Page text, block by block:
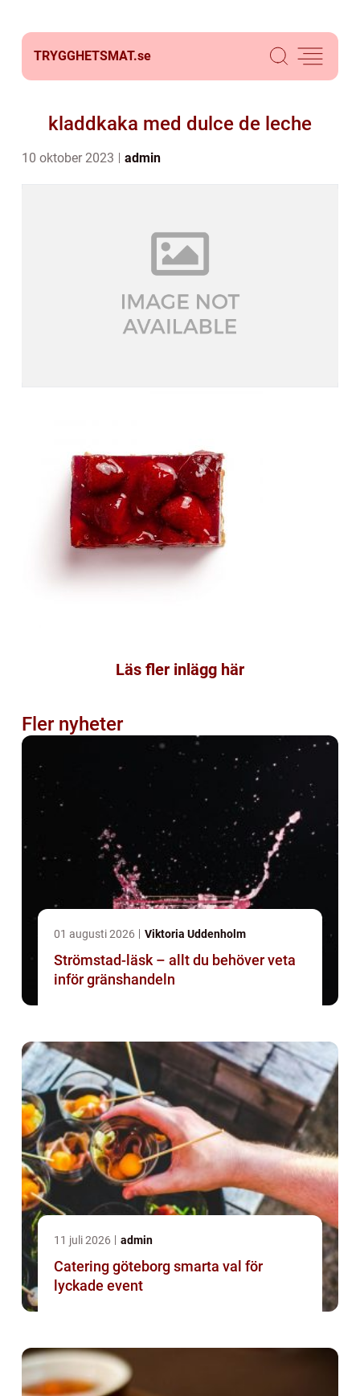
TRYGGHETSMAT.se
kladdkaka med dulce de leche
10 oktober 2023 admin
Läs fler inlägg här
Fler nyheter
01 augusti 2026 Viktoria Uddenholm
Strömstad-läsk – allt du behöver veta
inför gränshandeln
11 juli 2026 admin
Catering göteborg smarta val för
lyckade event